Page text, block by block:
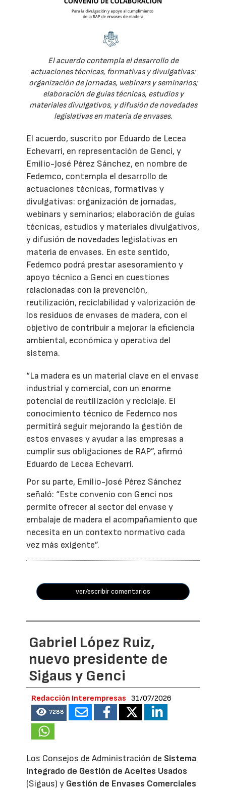
El acuerdo contempla el desarrollo de
actuaciones técnicas, formativas y divulgativas:
organización de jornadas, webinars y seminarios;
elaboración de guías técnicas, estudios y
materiales divulgativos, y difusión de novedades
legislativas en materia de envases.
El acuerdo, suscrito por Eduardo de Lecea
Echevarri, en representación de Genci, y
Emilio-José Pérez Sánchez, en nombre de
Fedemco, contempla el desarrollo de
actuaciones técnicas, formativas y
divulgativas: organización de jornadas,
webinars y seminarios; elaboración de guías
técnicas, estudios y materiales divulgativos,
y difusión de novedades legislativas en
materia de envases. En este sentido,
Fedemco podrá prestar asesoramiento y
apoyo técnico a Genci en cuestiones
relacionadas con la prevención,
reutilización, reciclabilidad y valorización de
los residuos de envases de madera, con el
objetivo de contribuir a mejorar la eficiencia
ambiental, económica y operativa del
sistema.
“La madera es un material clave en el envase
industrial y comercial, con un enorme
potencial de reutilización y reciclaje. El
conocimiento técnico de Fedemco nos
permitirá seguir mejorando la gestión de
estos envases y ayudar a las empresas a
cumplir sus obligaciones de RAP”, afirmó
Eduardo de Lecea Echevarri.
Por su parte, Emilio-José Pérez Sánchez
señaló: “Este convenio con Genci nos
permite ofrecer al sector del envase y
embalaje de madera el acompañamiento que
necesita en un contexto normativo cada
vez más exigente”.
ver/escribir comentarios
Gabriel López Ruiz,
nuevo presidente de
Sigaus y Genci
Redacción Interempresas 31/07/2026
7288
Los Consejos de Administración de Sistema
Integrado de Gestión de Aceites Usados
(Sigaus) y Gestión de Envases Comerciales